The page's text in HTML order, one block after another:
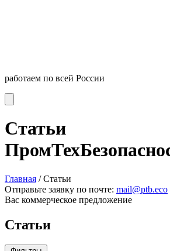
работаем по всей России
Статьи
Главная /Статьи
Отправьте заявку по почте: mail@ptb.eco
Вас коммерческое предложение
Статьи